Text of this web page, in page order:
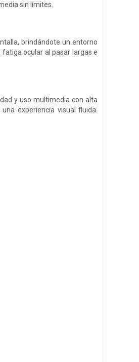
sin límites.
brindándote un entorno
ocular al pasar largas e
y uso multimedia con alta
experiencia visual fluida.